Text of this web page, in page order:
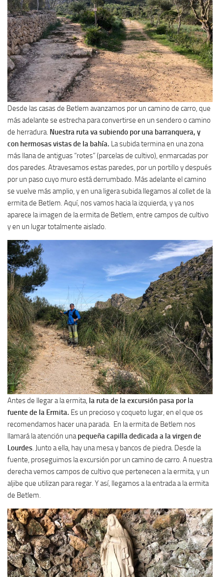
Desde las casas de Betlem avanzamos por un camino de carro, que
más adelante se estrecha para convertirse en un sendero o camino
de herradura. Nuestra ruta va subiendo por una barranquera, y
con hermosas vistas de la bahía. La subida termina en una zona
más llana de antiguas “rotes” (parcelas de cultivo), enmarcadas por
dos paredes. Atravesamos estas paredes, por un portillo y después
por un paso cuyo muro está derrumbado. Más adelante el camino
se vuelve más amplio, y en una ligera subida llegamos al collet de la
ermita de Betlem. Aquí, nos vamos hacia la izquierda, y ya nos
aparece la imagen de la ermita de Betlem, entre campos de cultivo
y en un lugar totalmente aislado.
Antes de llegar a la ermita, la ruta de la excursión pasa por la
fuente de la Ermita. Es un precioso y coqueto lugar, en el que os
recomendamos hacer una parada. En la ermita de Betlem nos
llamará la atención una pequeña capilla dedicada a la virgen de
Lourdes . Junto a ella, hay una mesa y bancos de piedra. Desde la
fuente, proseguimos la excursión por un camino de carro. A nuestra
derecha vemos campos de cultivo que pertenecen a la ermita, y un
aljibe que utilizan para regar. Y así, llegamos a la entrada a la ermita
de Betlem.